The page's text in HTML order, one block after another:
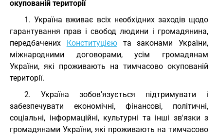
окупованій території
1. Україна вживає всіх необхідних заходів щодо
гарантування прав і свобод людини і громадянина,
передбачених Конституцієюта законами України,
міжнародними договорами, усім громадянам
України, які проживають на тимчасово окупованій
території.
2. Україна зобов'язується підтримувати і
забезпечувати економічні, фінансові, політичні,
соціальні, інформаційні, культурні та інші зв'язки з
громадянами України, які проживають на тимчасово